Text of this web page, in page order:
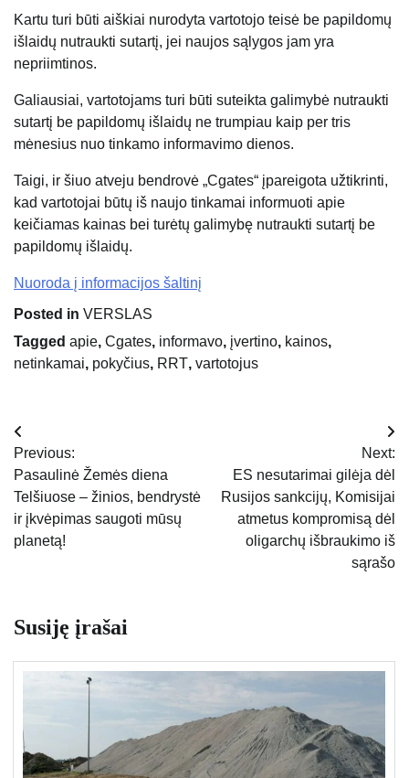
Kartu turi būti aiškiai nurodyta vartotojo teisė be papildomų
išlaidų nutraukti sutartį, jei naujos sąlygos jam yra
nepriimtinos.
Galiausiai, vartotojams turi būti suteikta galimybė nutraukti
sutartį be papildomų išlaidų ne trumpiau kaip per tris
mėnesius nuo tinkamo informavimo dienos.
Taigi, ir šiuo atveju bendrovė „Cgates“ įpareigota užtikrinti,
kad vartotojai būtų iš naujo tinkamai informuoti apie
keičiamas kainas bei turėtų galimybę nutraukti sutartį be
papildomų išlaidų.
Nuoroda į informacijos šaltinį
Posted in VERSLAS
Tagged apie, Cgates, informavo, įvertino, kainos,
netinkamai, pokyčius, RRT, vartotojus
Navigacija
tarp
įrašų
Previous:
Pasaulinė Žemės diena
Telšiuose – žinios, bendrystė
ir įkvėpimas saugoti mūsų
planetą!
Next:
ES nesutarimai gilėja dėl
Rusijos sankcijų, Komisijai
atmetus kompromisą dėl
oligarchų išbraukimo iš
sąrašo
Susiję įrašai